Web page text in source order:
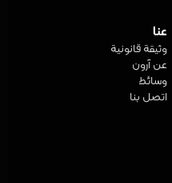
عنا
وثيقة قانونية
عن آرون
وسائط
اتصل بنا